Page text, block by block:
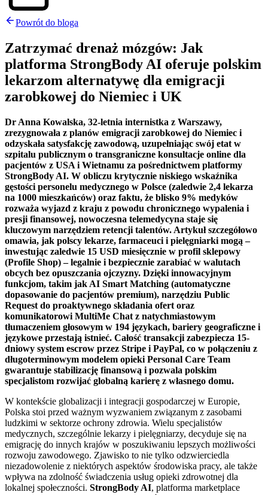
Powrót do bloga
Zatrzymać drenaż mózgów: Jak
platforma StrongBody AI oferuje polskim
lekarzom alternatywę dla emigracji
zarobkowej do Niemiec i UK
Dr Anna Kowalska, 32-letnia internistka z Warszawy,
zrezygnowała z planów emigracji zarobkowej do Niemiec i
odzyskała satysfakcję zawodową, uzupełniając swój etat w
szpitalu publicznym o transgraniczne konsultacje online dla
pacjentów z USA i Wietnamu za pośrednictwem platformy
StrongBody AI. W obliczu krytycznie niskiego wskaźnika
gęstości personelu medycznego w Polsce (zaledwie 2,4 lekarza
na 1000 mieszkańców) oraz faktu, że blisko 9% medyków
rozważa wyjazd z kraju z powodu chronicznego wypalenia i
presji finansowej, nowoczesna telemedycyna staje się
kluczowym narzędziem retencji talentów. Artykuł szczegółowo
omawia, jak polscy lekarze, farmaceuci i pielęgniarki mogą –
inwestując zaledwie 15 USD miesięcznie w profil sklepowy
(Profile Shop) – legalnie i bezpiecznie zarabiać w walutach
obcych bez opuszczania ojczyzny. Dzięki innowacyjnym
funkcjom, takim jak AI Smart Matching (automatyczne
dopasowanie do pacjentów premium), narzędziu Public
Request do proaktywnego składania ofert oraz
komunikatorowi MultiMe Chat z natychmiastowym
tłumaczeniem głosowym w 194 językach, bariery geograficzne i
językowe przestają istnieć. Całość transakcji zabezpiecza 15-
dniowy system escrow przez Stripe i PayPal, co w połączeniu z
długoterminowym modelem opieki Personal Care Team
gwarantuje stabilizację finansową i pozwala polskim
specjalistom rozwijać globalną karierę z własnego domu.
W kontekście globalizacji i integracji gospodarczej w Europie,
Polska stoi przed ważnym wyzwaniem związanym z zasobami
ludzkimi w sektorze ochrony zdrowia. Wielu specjalistów
medycznych, szczególnie lekarzy i pielęgniarzy, decyduje się na
emigrację do innych krajów w poszukiwaniu lepszych możliwości
rozwoju zawodowego. Zjawisko to nie tylko odzwierciedla
niezadowolenie z niektórych aspektów środowiska pracy, ale także
wpływa na zdolność świadczenia usług opieki zdrowotnej dla
lokalnej społeczności. StrongBody AI, platforma marketplace